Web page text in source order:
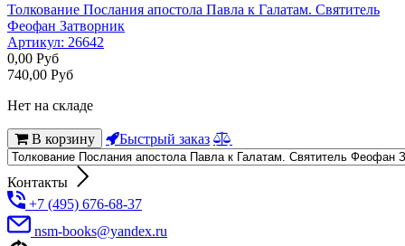
Толкование Послания апостола Павла к Галатам. Святитель
Феофан Затворник
Артикул: 26642
0,00 Руб
740,00 Руб
Нет на складе
В корзину Быстрый заказ
Контакты
+7 (495) 676-68-37
nsm-books@yandex.ru